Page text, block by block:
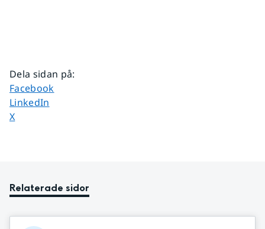
Dela sidan på:
Dela sidan på
Facebook
Dela sidan på
LinkedIn
Dela sidan på
X
Relaterade sidor